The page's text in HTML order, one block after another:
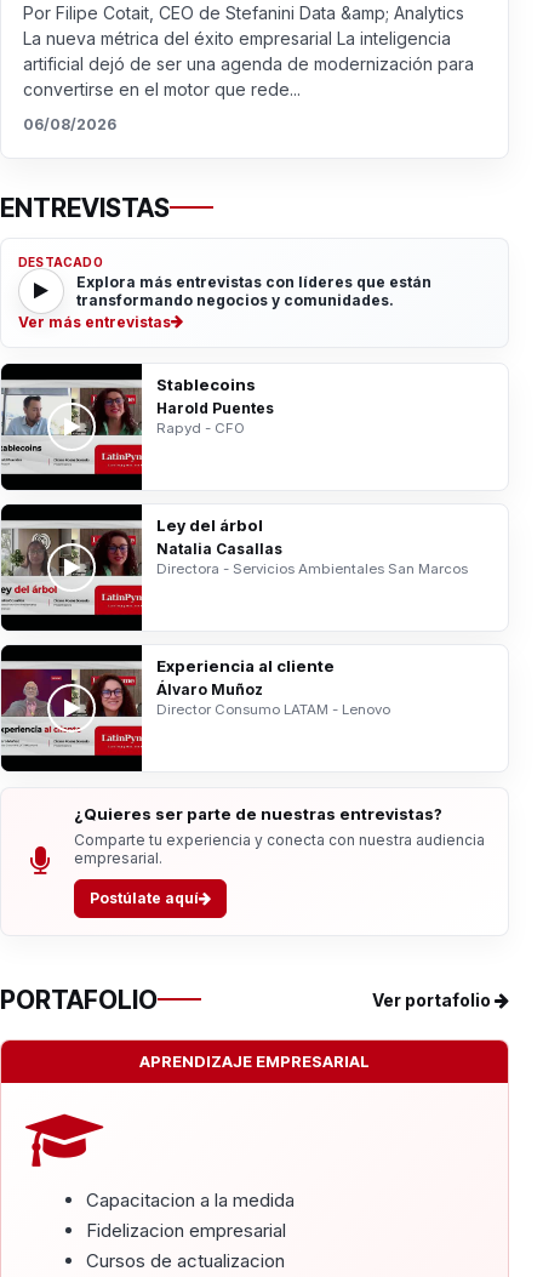
Por Filipe Cotait, CEO de Stefanini Data &amp; Analytics
La nueva métrica del éxito empresarial La inteligencia
artificial dejó de ser una agenda de modernización para
convertirse en el motor que rede...
06/08/2026
ENTREVISTAS
DESTACADO
Explora más entrevistas con líderes que están
transformando negocios y comunidades.
Ver más entrevistas
Stablecoins
Harold Puentes
Rapyd - CFO
Ley del árbol
Natalia Casallas
Directora - Servicios Ambientales San Marcos
Experiencia al cliente
Álvaro Muñoz
Director Consumo LATAM - Lenovo
¿Quieres ser parte de nuestras entrevistas?
Comparte tu experiencia y conecta con nuestra audiencia
empresarial.
Postúlate aquí
PORTAFOLIO Ver portafolio
APRENDIZAJE EMPRESARIAL
Capacitacion a la medida
Fidelizacion empresarial
Cursos de actualizacion